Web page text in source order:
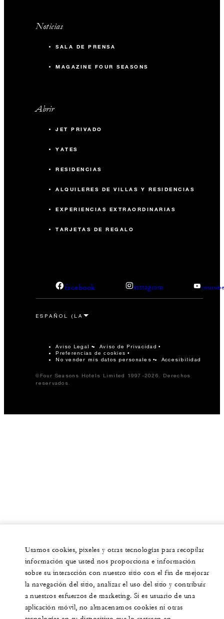
Noticias
SALA DE PRENSA
MAGAZINE FOUR SEASONS
Abrir
JET PRIVADO
YATES
RESIDENCIAS
ALQUILERES DE VILLAS Y RESIDENCIAS
EXPERIENCIAS EXTRAORDINARIAS
TARJETAS DE REGALO
facebook instagram
Aviso Legal Aviso de Privacidad
Preferencias de cookies
No vender mis datos personales Accesibilidad
©Four Seasons Hotels Limited 1997-2026. Derechos
reservados.
Usamos cookies, pixeles y otras tecnologías para recopilar
información que usted nos proporciona e información
sobre su interacción con nuestro sitio con el fin de mejorar
la navegación del sitio, analizar el uso del sitio y contribuir
a nuestros esfuerzos de marketing. Si es usuario de una
aplicación móvil, no almacenamos cookies ni otras